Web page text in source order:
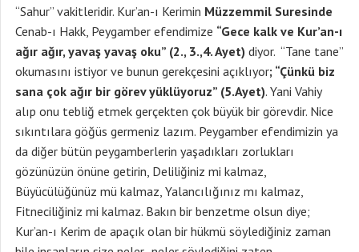
“Sahur” vakitleridir. Kur’an-ı Kerimin Müzzemmil Suresinde
Cenab-ı Hakk, Peygamber efendimize “Gece kalk ve Kur’an-ı
ağır ağır, yavaş yavaş oku” (2., 3.,4. Ayet) diyor. “Tane tane”
okumasını istiyor ve bunun gerekçesini açıklıyor; “Çünkü biz
sana çok ağır bir görev yüklüyoruz” (5.Ayet). Yani Vahiy
alıp onu tebliğ etmek gerçekten çok büyük bir görevdir. Nice
sıkıntılara göğüs germeniz lazım. Peygamber efendimizin ya
da diğer bütün peygamberlerin yaşadıkları zorlukları
gözünüzün önüne getirin, Deliliğiniz mi kalmaz,
Büyücülüğünüz mü kalmaz, Yalancılığınız mı kalmaz,
Fitneciliğiniz mi kalmaz. Bakın bir benzetme olsun diye;
Kur’an-ı Kerim de apaçık olan bir hükmü söylediğiniz zaman